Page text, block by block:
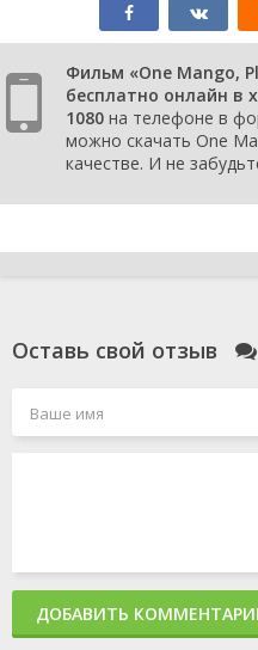
Фильм «One Mango,
бесплатно онлайн в
1080 на телефоне в
можно скачать One
качестве. И не
Оставь свой отзыв
ДОБАВИТЬ